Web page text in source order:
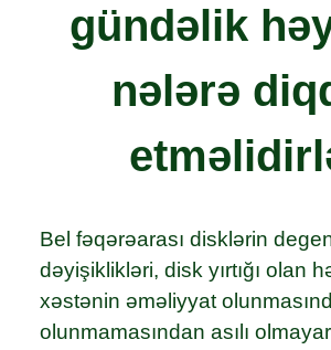
gündəlik
nələrə
Bel fəqərəarası disklərin
dəyişiklikləri, disk yırtığı olan
xəstənin əməliyyat
olunmamasından asılı